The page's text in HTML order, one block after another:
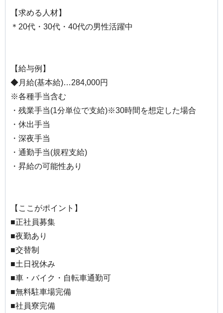
【求める人材】
＊20代・30代・40代の男性活躍中
【給与例】
◆月給(基本給)…284,000円
※各種手当含む
・残業手当(1分単位で支給)※30時間を想定した場合
・休出手当
・深夜手当
・通勤手当(規程支給)
・昇給の可能性あり
【ここがポイント】
■正社員募集
■夜勤あり
■交替制
■土日祝休み
■車・バイク・自転車通勤可
■無料駐車場完備
■社員寮完備